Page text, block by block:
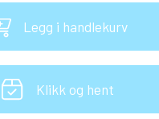
Legg i handlekurv
Klikk og hent